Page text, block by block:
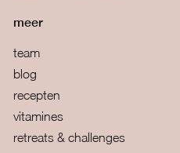
meer
team
blog
recepten
vitamines
retreats & challenges